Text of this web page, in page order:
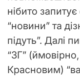
нібито
“новини” та
підуть”. Далі
“ЗГ”
Красновим)